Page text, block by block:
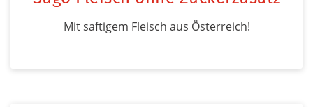
Mit saftigem Fleisch aus Österreich!